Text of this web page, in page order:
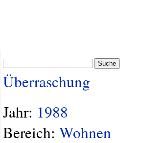
Suche
Überraschung
Jahr: 1988
Bereich: Wohnen